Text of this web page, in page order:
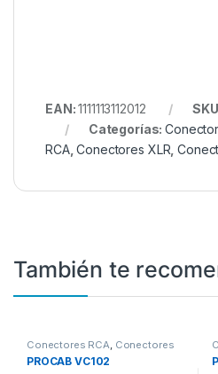
EAN:1111113112012
Categorías:
RCA,Conectores XLR ,
También te
Conectores RCA, Conectores
RCA ,Conectores XLR
Conectores XLR
PROCAB VC102